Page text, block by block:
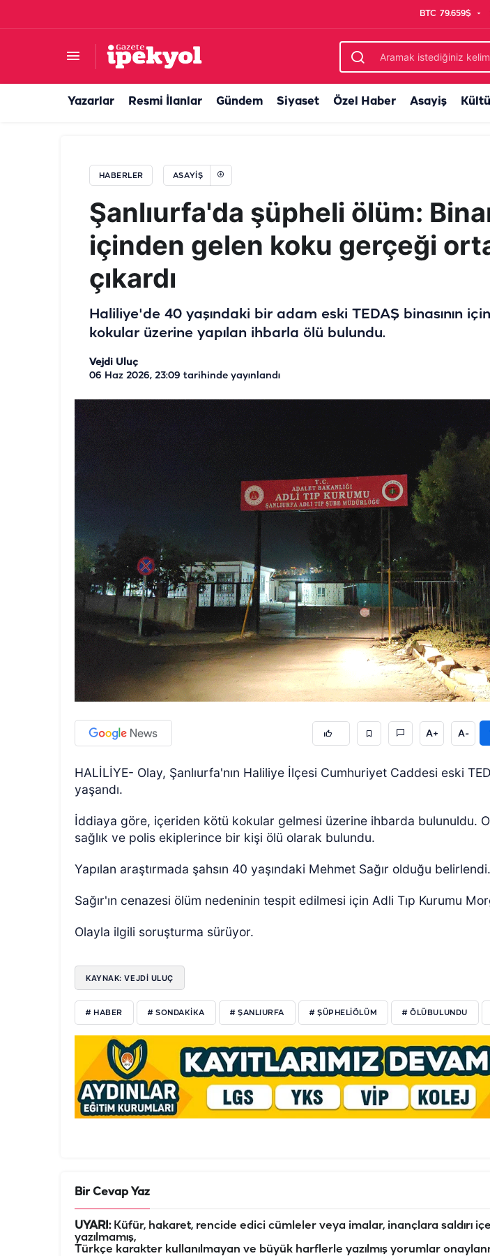
BTC 79.659$
Yazarlar Resmi İlanlar Gündem Siyaset Özel Haber Asayiş
HABERLER ASAYIŞ
Şanlıurfa'da şüpheli ölüm:
içinden gelen koku gerçeği
çıkardı
Haliliye'de 40 yaşındaki bir adam eski TEDAŞ binasının
kokular üzerine yapılan ihbarla ölü bulundu.
Vejdi Uluç
06 Haz 2026, 23:09 tarihinde yayınlandı
A+ A-
HALİLİYE- Olay, Şanlıurfa'nın Haliliye İlçesi Cumhuriyet Caddesi eski
yaşandı.
İddiaya göre, içeriden kötü kokular gelmesi üzerine ihbarda bulunuldu.
sağlık ve polis ekiplerince bir kişi ölü olarak bulundu.
Yapılan araştırmada şahsın 40 yaşındaki Mehmet Sağır olduğu belirlendi.
Sağır'ın cenazesi ölüm nedeninin tespit edilmesi için Adli Tıp Kurumu
Olayla ilgili soruşturma sürüyor.
KAYNAK: VEJDI ULUÇ
# HABER # SONDAKIKA # ŞANLIURFA # ŞÜPHELIÖLÜM # ÖLÜBULUNDU
Bir Cevap Yaz
UYARI:Küfür, hakaret, rencide edici cümleler veya imalar, inançlara saldırı
yazılmamış,
Türkçe karakter kullanılmayan ve büyük harflerle yazılmış yorumlar